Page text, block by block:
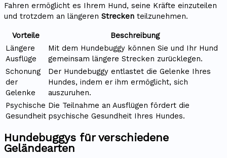
Fahren ermöglicht es Ihrem Hund, seine Kräfte einzuteilen
und trotzdem an längeren Strecken teilzunehmen.
Vorteile
Beschreibung
Längere
Ausflüge
Mit dem Hundebuggy können Sie und Ihr Hund
gemeinsam längere Strecken zurücklegen.
Schonung
der
Gelenke
Der Hundebuggy entlastet die Gelenke Ihres
Hundes, indem er ihm ermöglicht, sich
auszuruhen.
Psychische
Gesundheit
Die Teilnahme an Ausflügen fördert die
psychische Gesundheit Ihres Hundes.
Hundebuggys für verschiedene
Geländearten